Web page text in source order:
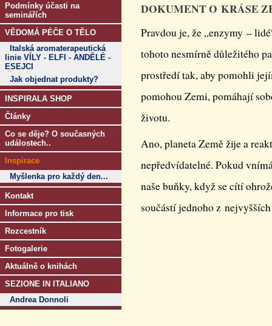
Podmínky účasti na
seminářích
VĚDOMÁ PÉČE O TĚLO
Italská aromaterapeutická
linie VÍLY - ELFI - ANDĚLÉ -
ESEJCI
Jak objednat produkty?
INSPIRALA SHOP
Články
Co se děje? O současných
událostech..
Inspirace
Myšlenka pro každý den...
Kontakt
Informace pro tisk
Rozcestník
Fotogalerie
Aktuálně o knihách
SEZIONE IN ITALIANO
Andrea Donnoli
DOKUMENT O KRÁSE
Pravdou je, že „enzymy –
tohoto nesmírně důležitého
prostředí tak, aby pomohli
pomohou Zemi, pomáhají
životu.
Ano, planeta Země žije a
nepředvídatelné. Pokud
naše buňky, když se cítí
součástí jednoho z